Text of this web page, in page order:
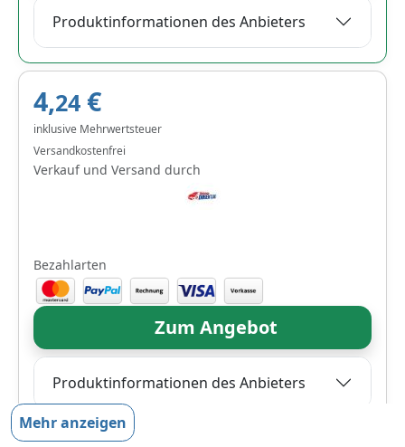
Produktinformationen des Anbieters
4,24 €
inklusive Mehrwertsteuer
Versandkostenfrei
Verkauf und Versand durch
Bezahlarten
Zum Angebot
Produktinformationen des Anbieters
Mehr anzeigen